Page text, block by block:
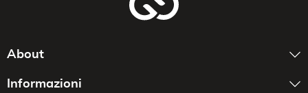
About
Informazioni